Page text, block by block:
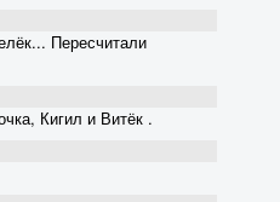
Пересчитали
Кигил и Витёк .